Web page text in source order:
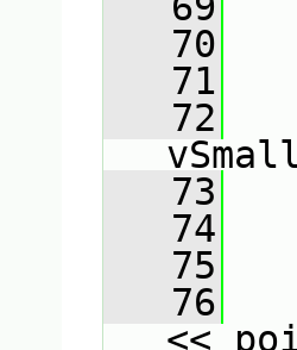
   70
   71
   72
   73
   74
   75
   76
<<